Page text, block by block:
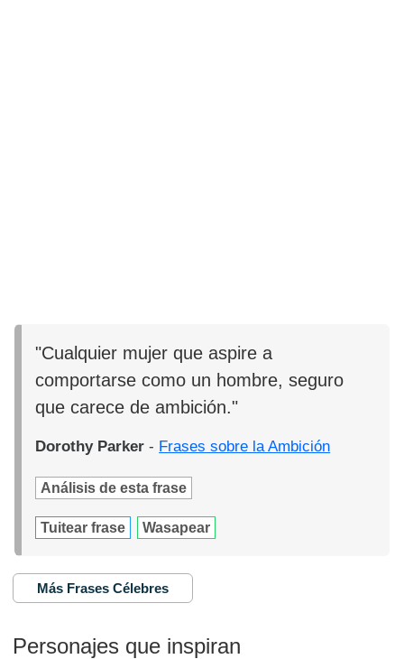
"Cualquier mujer que aspire a
comportarse como un hombre, seguro
que carece de ambición."
Dorothy Parker - Frases sobre la Ambición
Análisis de esta frase
Tuitear frase Wasapear
Más Frases Célebres
Personajes que inspiran